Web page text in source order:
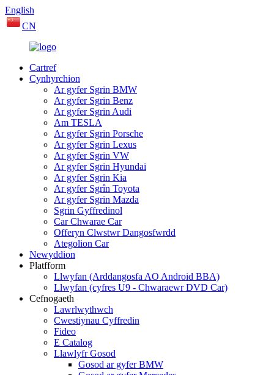
English
CN
Cartref
Cynhyrchion
Ar gyfer Sgrin BMW
Ar gyfer Sgrin Benz
Ar gyfer Sgrin Audi
Am TESLA
Ar gyfer Sgrin Porsche
Ar gyfer Sgrin Lexus
Ar gyfer Sgrin VW
Ar gyfer Sgrin Hyundai
Ar gyfer Sgrin Kia
Ar gyfer Sgrîn Toyota
Ar gyfer Sgrin Mazda
Sgrin Gyffredinol
Car Chwarae Car
Offeryn Clwstwr Dangosfwrdd
Ategolion Car
Newyddion
Platfform
Llwyfan (Arddangosfa AO Android BBA)
Llwyfan (cyfres U9 - Chwaraewr DVD Car)
Cefnogaeth
Lawrlwythwch
Cwestiynau Cyffredin
Fideo
E Catalog
Llawlyfr Gosod
Gosod ar gyfer BMW